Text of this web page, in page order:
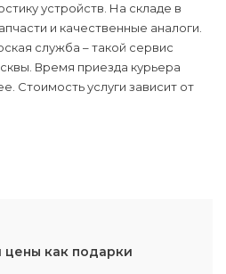
устройств. На складе в
и качественные аналоги.
служба – такой сервис
Время приезда курьера
Стоимость услуги зависит от
как подарки